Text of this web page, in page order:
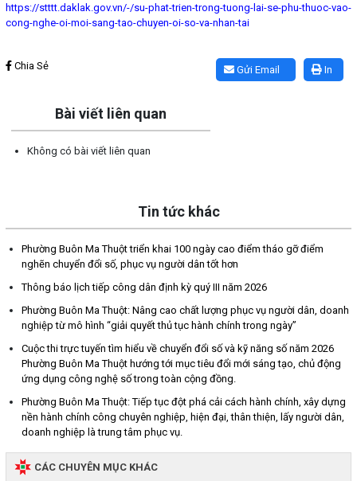
https://stttt.daklak.gov.vn/-/su-phat-trien-trong-tuong-lai-se-phu-thuoc-vao-
cong-nghe-oi-moi-sang-tao-chuyen-oi-so-va-nhan-tai
In
Gửi Email
Chia Sẻ
Bài viết liên quan
Không có bài viết liên quan
Tin tức khác
Phường Buôn Ma Thuột triển khai 100 ngày cao điểm tháo gỡ điểm
nghẽn chuyển đổi số, phục vụ người dân tốt hơn
Thông báo lịch tiếp công dân định kỳ quý III năm 2026
Phường Buôn Ma Thuột: Nâng cao chất lượng phục vụ người dân, doanh
nghiệp từ mô hình “giải quyết thủ tục hành chính trong ngày”
Cuộc thi trực tuyến tìm hiểu về chuyển đổi số và kỹ năng số năm 2026
Phường Buôn Ma Thuột hướng tới mục tiêu đổi mới sáng tạo, chủ động
ứng dụng công nghệ số trong toàn cộng đồng.
Phường Buôn Ma Thuột: Tiếp tục đột phá cải cách hành chính, xây dựng
nền hành chính công chuyên nghiệp, hiện đại, thân thiện, lấy người dân,
doanh nghiệp là trung tâm phục vụ.
CÁC CHUYÊN MỤC KHÁC